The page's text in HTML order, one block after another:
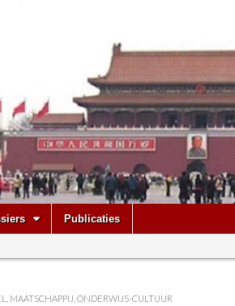
Publicaties
MAATSCHAPPIJ ONDERWIJS-CULTUUR